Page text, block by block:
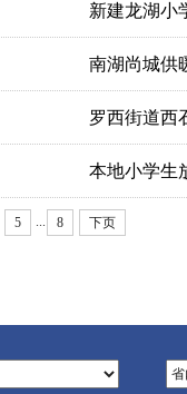
新建龙湖小
南湖尚城供
罗西街道西
本地小学生
5 8 下页